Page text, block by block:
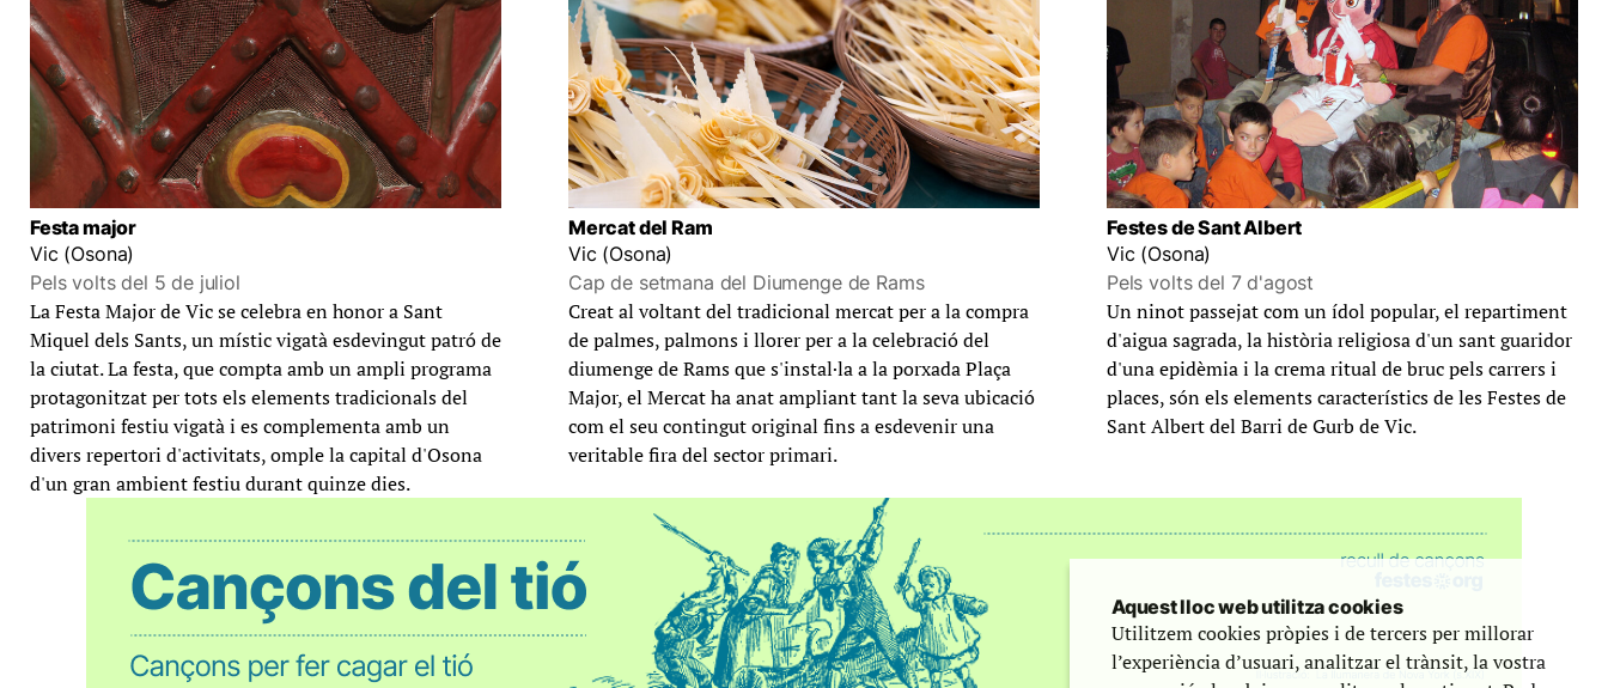
Festa major
Vic (Osona)
Pels volts del 5 de juliol
La Festa Major de Vic se celebra en honor a Sant
Miquel dels Sants, un místic vigatà esdevingut patró de
la ciutat. La festa, que compta amb un ampli programa
protagonitzat per tots els elements tradicionals del
patrimoni festiu vigatà i es complementa amb un
divers repertori d'activitats, omple la capital d'Osona
d'un gran ambient festiu durant quinze dies.
Mercat del Ram
Vic (Osona)
Cap de setmana del Diumenge de Rams
Creat al voltant del tradicional mercat per a la compra
de palmes, palmons i llorer per a la celebració del
diumenge de Rams que s'instal·la a la porxada Plaça
Major, el Mercat ha anat ampliant tant la seva ubicació
com el seu contingut original fins a esdevenir una
veritable fira del sector primari.
Festes de Sant Albert
Vic (Osona)
Pels volts del 7 d'agost
Un ninot passejat com un ídol popular, el repartiment
d'aigua sagrada, la història religiosa d'un sant guaridor
d'una epidèmia i la crema ritual de bruc pels carrers i
places, són els elements característics de les Festes de
Sant Albert del Barri de Gurb de Vic.
Aquest lloc web utilitza cookies
Utilitzem cookies pròpies i de tercers per millorar
l’experiència d’usuari, analitzar el trànsit, la vostra